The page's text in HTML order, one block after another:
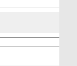
の提供やご案
報の収集目
権利について
らないよう